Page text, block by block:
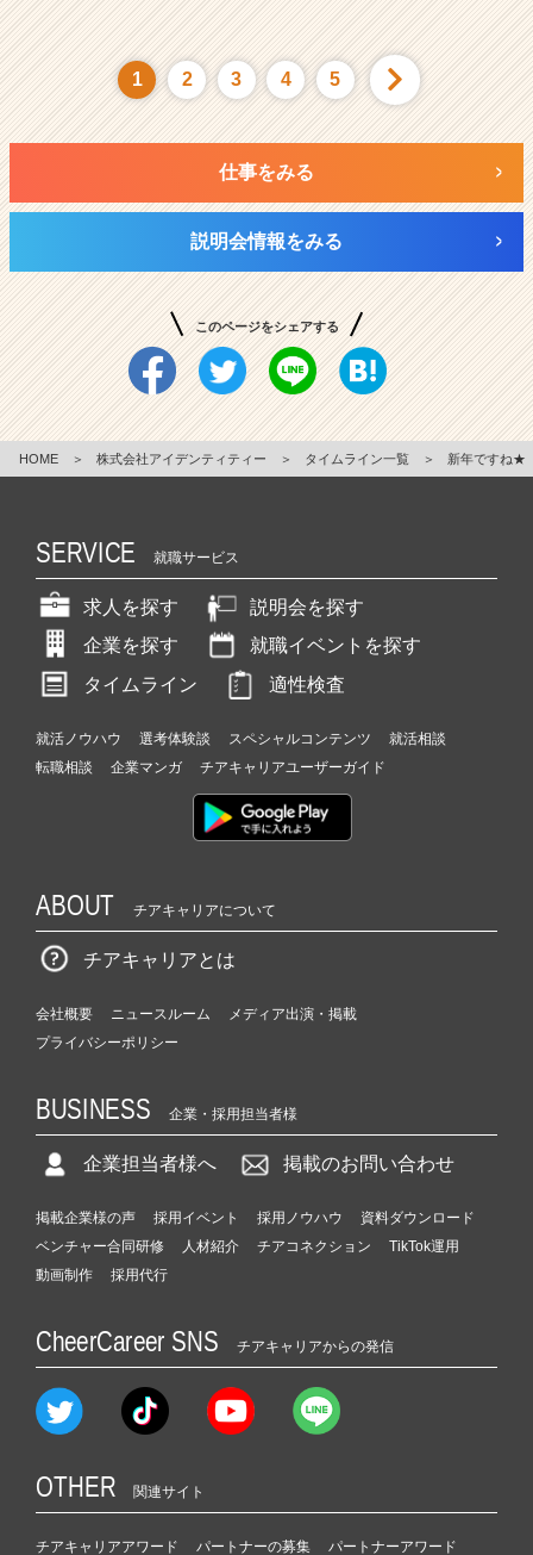
1 2 3 4 5
仕事をみる
説明会情報をみる
このページをシェアする
HOME ＞ 株式会社アイデンティティー ＞ タイムライン一覧 ＞ 新年ですね★
SERVICE 就職サービス
求人を探す
説明会を探す
企業を探す
就職イベントを探す
タイムライン
適性検査
就活ノウハウ 選考体験談 スペシャルコンテンツ
就活相談
転職相談
企業マンガ チアキャリアユーザーガイド
ABOUT チアキャリアについて
チアキャリアとは
会社概要 ニュースルーム
メディア出演・掲載
プライバシーポリシー
BUSINESS 企業・採用担当者様
企業担当者様へ 掲載のお問い合わせ
掲載企業様の声 採用イベント 採用ノウハウ
資料ダウンロード
ベンチャー合同研修
人材紹介 チアコネクション
TikTok運用
動画制作
採用代行
CheerCareer SNS チアキャリアからの発信
OTHER 関連サイト
チアキャリアアワード パートナーの募集 パートナーアワード